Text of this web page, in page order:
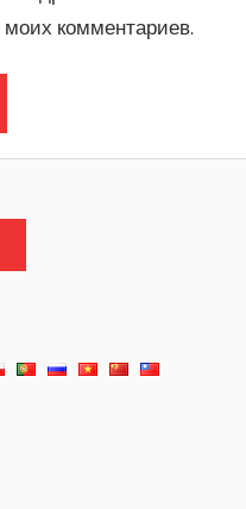
комментариев.